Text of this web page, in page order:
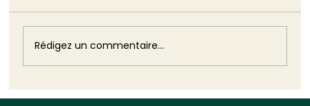
Deuxième méga-décret de
Rédigez un commentaire...